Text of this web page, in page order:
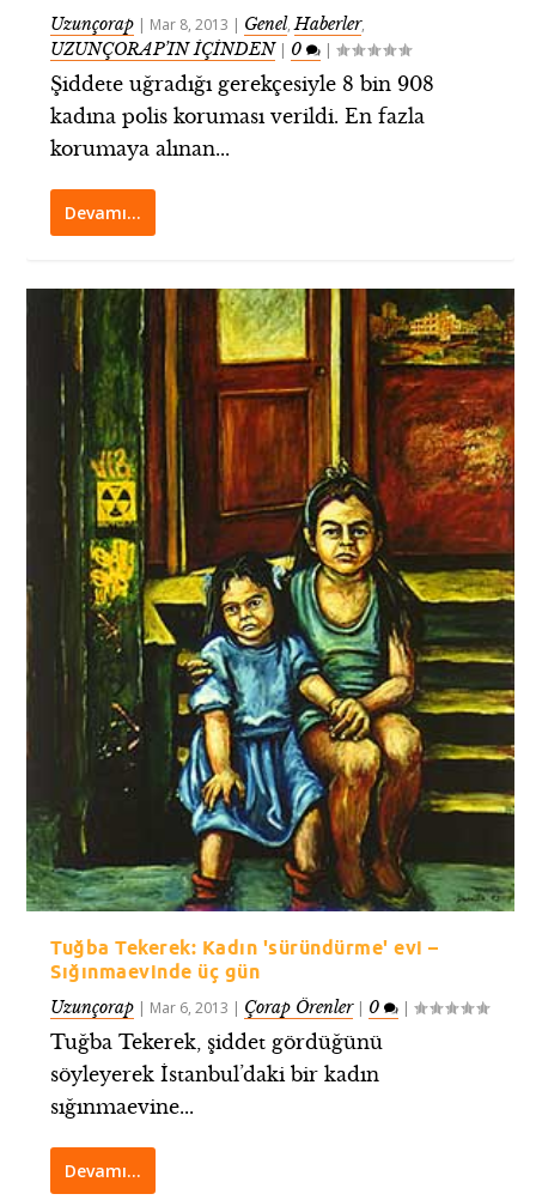
Uzunçorap | Mar 8, 2013 | Genel,Haberler,
UZUNÇORAP’IN İÇİNDEN| 0 |
Şiddete uğradığı gerekçesiyle 8 bin 908
kadına polis koruması verildi. En fazla
korumaya alınan...
Devamı…
Tuğba Tekerek: Kadın 'süründürme' evi –
Sığınmaevinde üç gün
Uzunçorap | Mar 6, 2013 | Çorap Örenler| 0 |
Tuğba Tekerek, şiddet gördüğünü
söyleyerek İstanbul’daki bir kadın
sığınmaevine...
Devamı…